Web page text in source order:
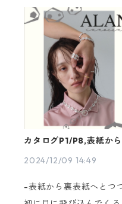
カタログP1/P8,表紙か
2024/12/09 14:49
-表紙から裏表紙へとつ